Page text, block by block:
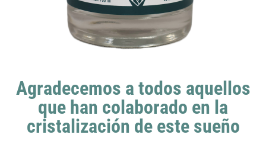
Agradecemos a todos aquellos
que han colaborado en la
cristalización de este sueño